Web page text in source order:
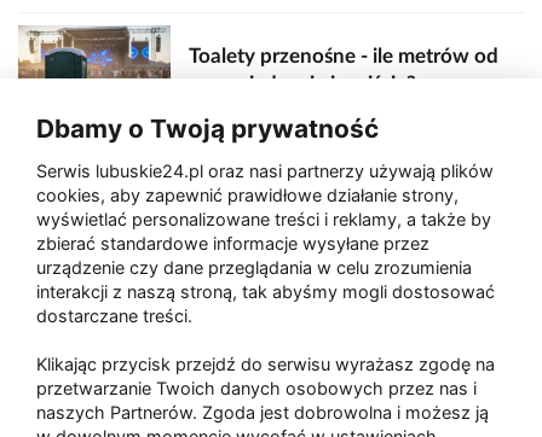
Toalety przenośne - ile metrów od
sceny, jedzenia i wejścia?
Zaatakował seniora na "kwadracie"
Akcja po pożarze w Gorzowie.
Ruszyła rozbiórka ściany spalonej
Dbamy o Twoją prywatność
Serwis lubuskie24.pl oraz nasi partnerzy używają plików
cookies, aby zapewnić prawidłowe działanie strony,
wyświetlać personalizowane treści i reklamy, a także by
zbierać standardowe informacje wysyłane przez
urządzenie czy dane przeglądania w celu zrozumienia
interakcji z naszą stroną, tak abyśmy mogli dostosować
dostarczane treści.
Klikając przycisk przejdź do serwisu wyrażasz zgodę na
przetwarzanie Twoich danych osobowych przez nas i
naszych Partnerów. Zgoda jest dobrowolna i możesz ją